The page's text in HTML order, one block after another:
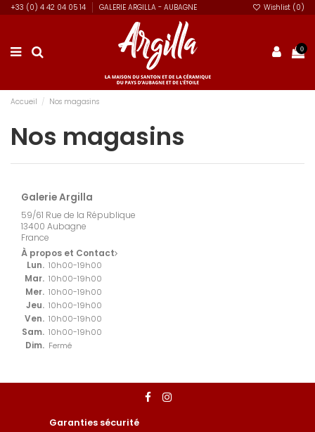
+33 (0) 4 42 04 05 14 GALERIE ARGILLA - AUBAGNE Wishlist (0)
0
Accueil Nos magasins
Nos magasins
Galerie Argilla
59/61 Rue de la République
13400 Aubagne
France
À propos et Contact
Lun. 10h00-19h00
Mar. 10h00-19h00
Mer. 10h00-19h00
Jeu. 10h00-19h00
Ven. 10h00-19h00
Sam. 10h00-19h00
Dim. Fermé
Garanties sécurité